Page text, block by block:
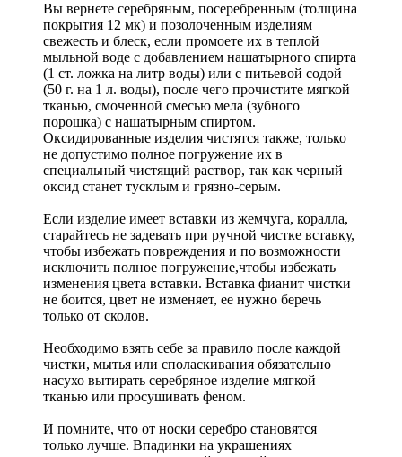
Вы вернете серебряным, посеребренным (толщина
покрытия 12 мк) и позолоченным изделиям
свежесть и блеск, если промоете их в теплой
мыльной воде с добавлением нашатырного спирта
(1 ст. ложка на литр воды) или с питьевой содой
(50 г. на 1 л. воды), после чего прочистите мягкой
тканью, смоченной смесью мела (зубного
порошка) с нашатырным спиртом.
Оксидированные изделия чистятся также, только
не допустимо полное погружение их в
специальный чистящий раствор, так как черный
оксид станет тусклым и грязно-серым.
Если изделие имеет вставки из жемчуга, коралла,
старайтесь не задевать при ручной чистке вставку,
чтобы избежать повреждения и по возможности
исключить полное погружение,чтобы избежать
изменения цвета вставки. Вставка фианит чистки
не боится, цвет не изменяет, ее нужно беречь
только от сколов.
Необходимо взять себе за правило после каждой
чистки, мытья или споласкивания обязательно
насухо вытирать серебряное изделие мягкой
тканью или просушивать феном.
И помните, что от носки серебро становятся
только лучше. Впадинки на украшениях